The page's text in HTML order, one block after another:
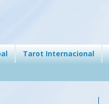
Tarot Internacional